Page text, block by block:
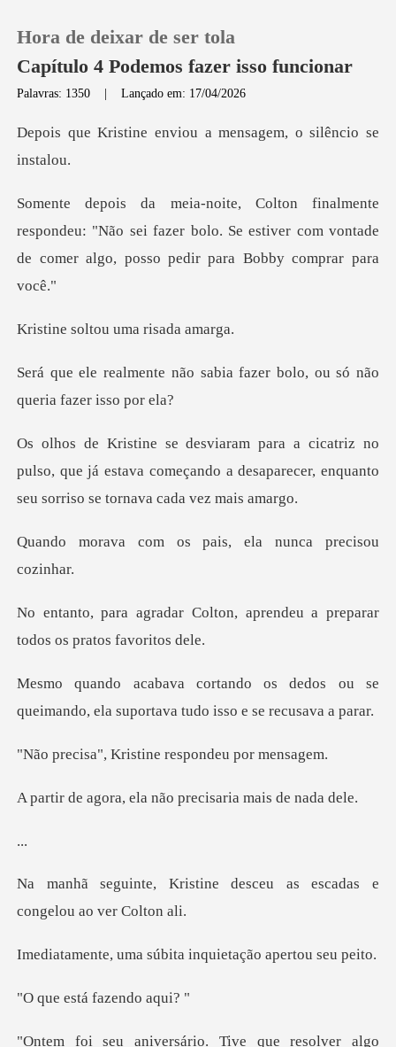
0
Histórico
Sair
Baixar App
Hora de deixar de ser tola
Capítulo 4 Podemos fazer isso funcionar
Palavras: 1350 |Lançado em: 17/04/2026
nviou a mensagem, o s
ndeu: "Não sei fazer bolo. Se estiver com vontade
de
ltou uma ri
sabia fazer bolo, ou só não
o
pulso, que já estava começando a desaparecer, enq
os pais, ela nunca
ton, aprendeu a preparar
tod
edos ou se
queimando, ela suportav
ristine responde
ela não precisaria
.
ne desceu as escadas e
co
súbita inquietação
tá fazend